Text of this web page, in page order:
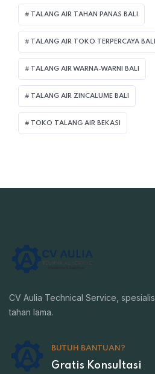
TALANG AIR TAHAN PANAS BALI
TALANG AIR TOKO TERPERCAYA BALI
TALANG AIR WARNA-WARNI BALI
TALANG AIR ZINCALUME BALI
TOKO TALANG AIR BEKASI
CV Aulia Technical Service,
tahan lama.
BUTUH BANTUAN?
Gratis Konsultasi